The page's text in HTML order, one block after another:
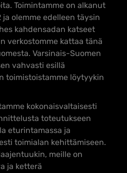
Toimintamme on alkanut
ja olemme edelleen täysin
kahdensadan katseet
verkostomme kattaa tänä
Varsinais-Suomen
vahvasti esillä
toimistoistamme löytyykin
kokonaisvaltaisesti
toteutukseen
eturintamassa ja
toimialan kehittämiseen.
meille on
ja ketterä